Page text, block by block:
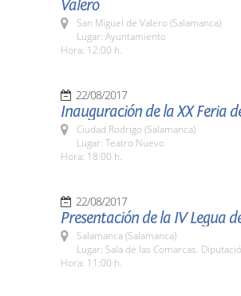
Valero
San Miguel de Valero (Salamanca)
Lugar: Ayuntamiento
Hora: 12:00 h.
22/08/2017
Inauguración de la XX Feria
Ciudad Rodrigo (Salamanca)
Lugar: Teatro Nuevo
Hora: 18:00 h.
22/08/2017
Presentación de la IV Legua
Salamanca (Salamanca)
Lugar: Sala de las Comarcas.
Hora: 11:00 h.